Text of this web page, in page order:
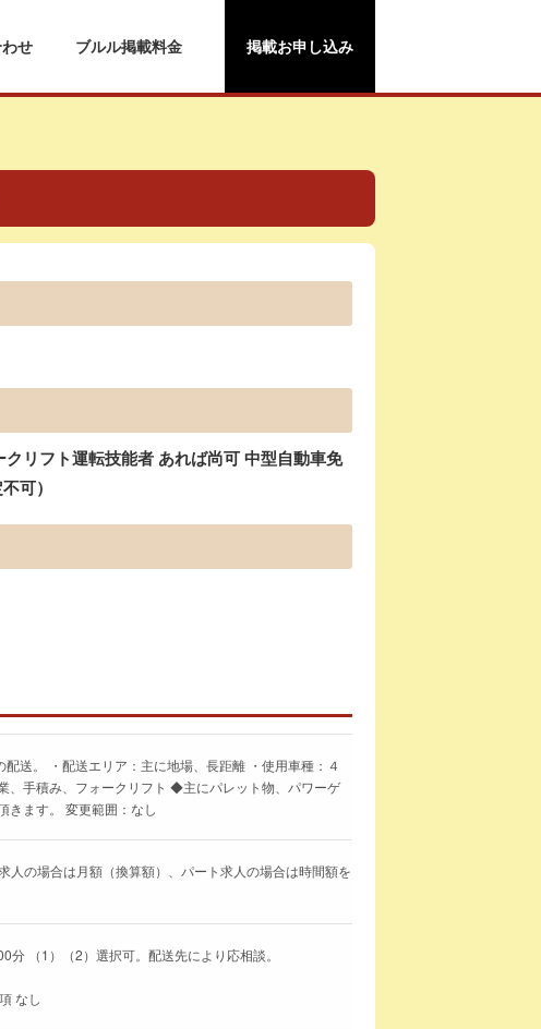
せ ブルル掲載料金 掲載お申し込み
リフト運転技能者 あれば尚可 中型自動車免
可）
送。 ・配送エリア：主に地場、長距離 ・使用車種：４
、手積み、フォークリフト ◆主にパレット物、パワーゲ
きます。 変更範囲：なし
の場合は月額（換算額）、パート求人の場合は時間額を
（1）（2）選択可。配送先により応相談。
なし